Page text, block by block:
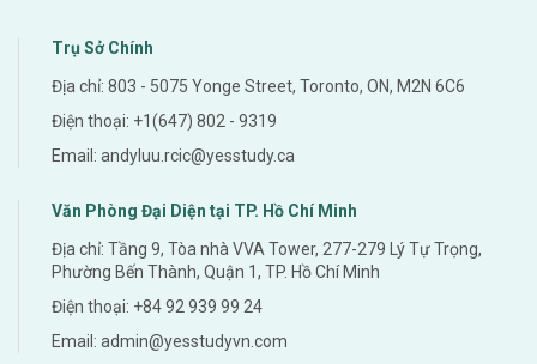
Trụ Sở Chính
Địa chỉ: 803 - 5075 Yonge Street, Toronto, ON, M2N 6C6
Điện thoại: +1(647) 802 - 9319
Email: andyluu.rcic@yesstudy.ca
Văn Phòng Đại Diện tại TP. Hồ Chí Minh
Địa chỉ: Tầng 9, Tòa nhà VVA Tower, 277-279 Lý Tự Trọng,
Phường Bến Thành, Quận 1, TP. Hồ Chí Minh
Điện thoại: +84 92 939 99 24
Email: admin@yesstudyvn.com